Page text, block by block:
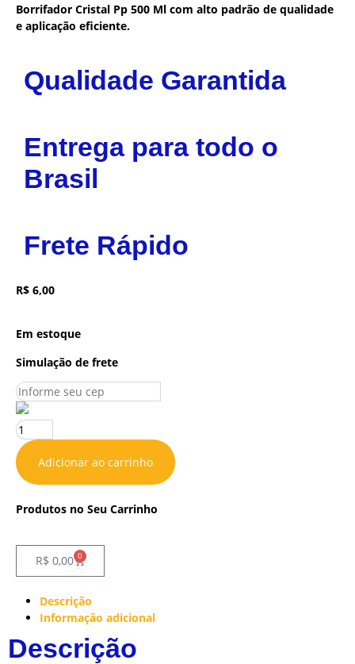
Borrifador Cristal Pp 500 Ml com alto padrão de qualidade
e aplicação eficiente.
Qualidade Garantida
Entrega para todo o
Brasil
Frete Rápido
R$ 6,00
Em estoque
Simulação de frete
Adicionar ao carrinho
Produtos no Seu Carrinho
R$ 0,00 0
Descrição
Informação adicional
Descrição